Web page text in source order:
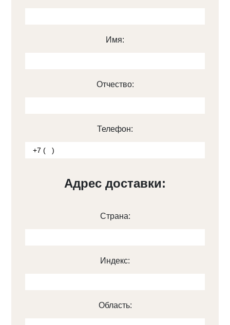
Имя:
Отчество:
Телефон:
Адрес доставки:
Страна:
Индекс:
Область: